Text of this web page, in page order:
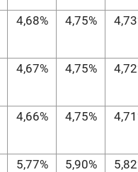
4,68% 4,75%
4,67% 4,75%
4,66% 4,75%
5,77% 5,90%